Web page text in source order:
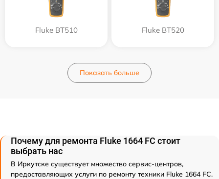
Fluke BT510 Fluke BT520
Показать больше
Почему для ремонта Fluke 1664 FC стоит
выбрать нас
В Иркутске существует множество сервис-центров,
предоставляющих услуги по ремонту техники Fluke 1664 FC.